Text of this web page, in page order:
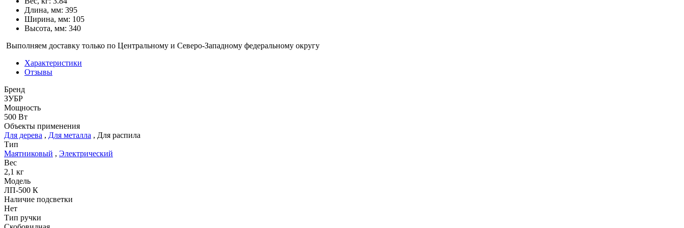
Длина, мм: 395
Ширина, мм: 105
Высота, мм: 340
Выполняем доставку только по Центральному и Северо-Западному федеральному округу
Характеристики
Отзывы
Бренд
ЗУБР
Мощность
500 Вт
Объекты применения
Для дерева , Для металла , Для распила
Тип
Маятниковый , Электрический
Вес
2,1 кг
Модель
ЛП-500 К
Наличие подсветки
Нет
Тип ручки